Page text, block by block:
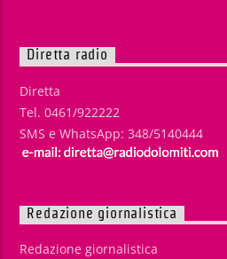
Diretta radio
Diretta
Tel. 0461/922222
SMS e WhatsApp: 348/5140444
Redazione giornalistica
Redazione giornalistica